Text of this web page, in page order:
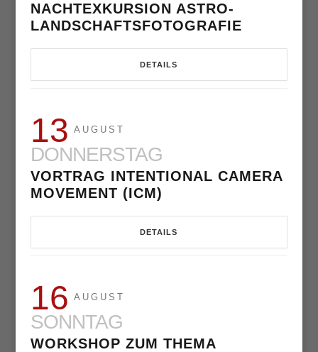
NACHTEXKURSION ASTRO-
LANDSCHAFTSFOTOGRAFIE
DETAILS
13 AUGUST
DONNERSTAG
VORTRAG INTENTIONAL CAMERA
MOVEMENT (ICM)
DETAILS
16 AUGUST
SONNTAG
WORKSHOP ZUM THEMA